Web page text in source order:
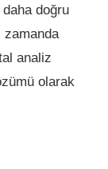
doğru
zamanda
analiz
olarak